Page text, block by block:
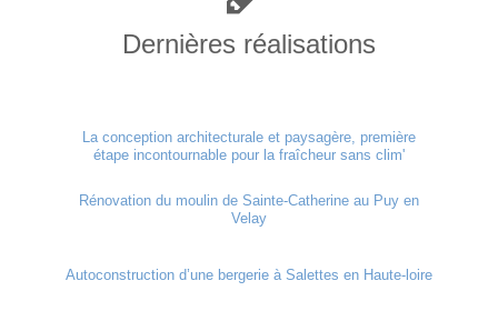
Dernières réalisations
La conception architecturale et paysagère, première
étape incontournable pour la fraîcheur sans clim'
Rénovation du moulin de Sainte-Catherine au Puy en
Velay
Autoconstruction d’une bergerie à Salettes en Haute-loire